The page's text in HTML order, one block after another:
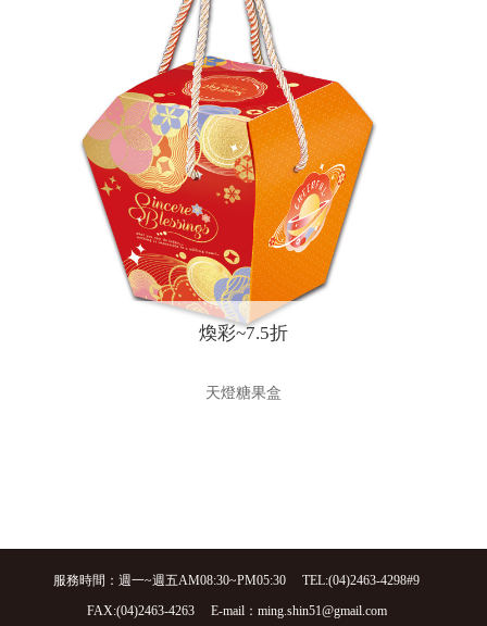
煥彩~7.5折
天燈糖果盒
服務時間：週一~週五AM08:30~PM05:30
TEL:(04)2463-4298#9
FAX:(04)2463-4263
E-mail：ming.shin51@gmail.com